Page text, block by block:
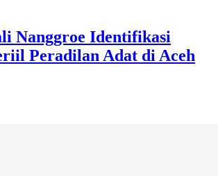
Nanggroe Identifikasi
Peradilan Adat di Aceh